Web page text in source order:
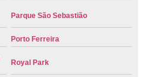
Parque São Sebastião
Porto Ferreira
Royal Park